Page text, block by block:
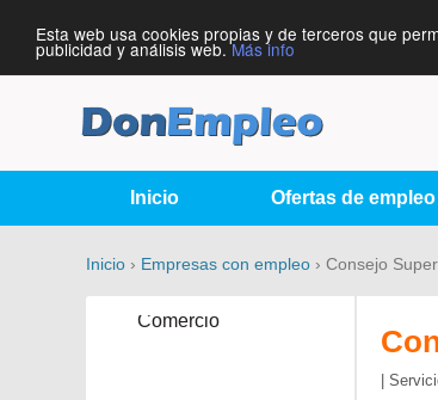
Esta web usa cookies propias y de terceros que
publicidad y análisis web.Más info
Inicio Ofertas de empleo
Inicio › Empresas con empleo › Consejo
|